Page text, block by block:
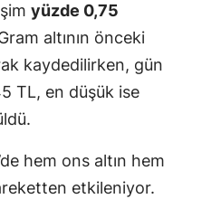
yüzde 0,75
altının önceki
kaydedilirken, gün
TL, en düşük ise
hem ons altın hem
etkileniyor.